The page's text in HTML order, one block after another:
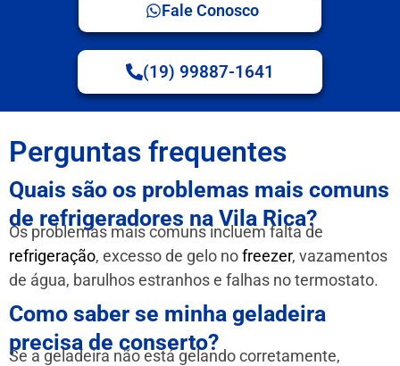
Fale Conosco
(19) 99887-1641
Perguntas frequentes
Quais são os problemas mais comuns
de refrigeradores na Vila Rica?
Os problemas mais comuns incluem falta de
refrigeração, excesso de gelo nofreezer, vazamentos
de água, barulhos estranhos e falhas no termostato.
Como saber se minha geladeira
precisa de conserto?
Se a geladeira não está gelando corretamente,